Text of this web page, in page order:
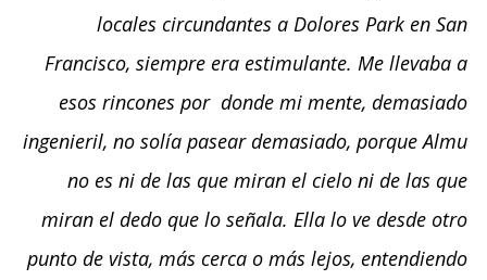
locales circundantes a Dolores Park en San
Francisco, siempre era estimulante. Me llevaba a
esos rincones por donde mi mente, demasiado
ingenieril, no solía pasear demasiado, porque Almu
no es ni de las que miran el cielo ni de las que
miran el dedo que lo señala. Ella lo ve desde otro
punto de vista, más cerca o más lejos, entendiendo